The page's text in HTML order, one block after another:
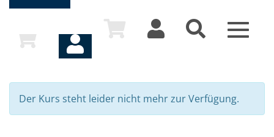
Toggle
Der Kurs steht leider nicht mehr zur Verfügung.